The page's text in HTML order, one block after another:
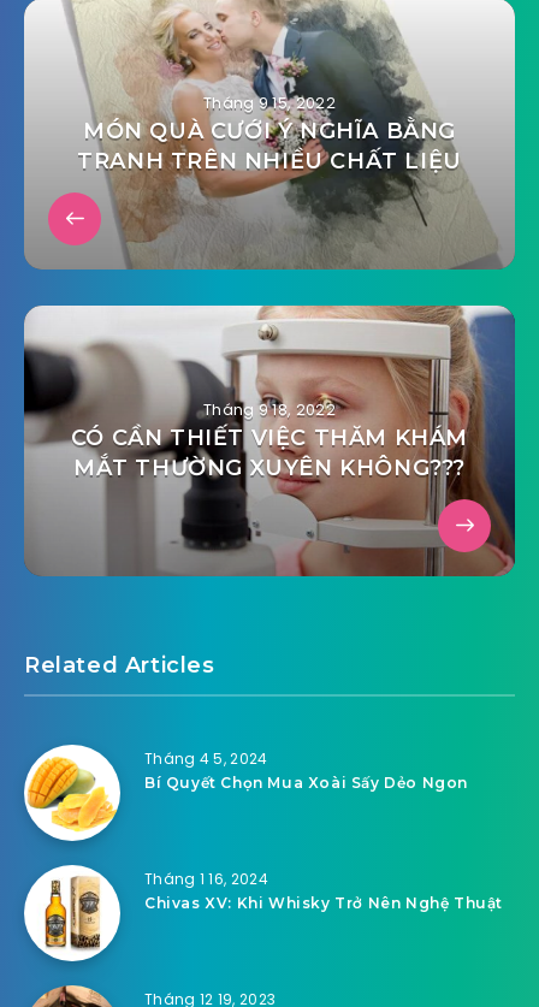
Tháng 9 15, 2022
MÓN QUÀ CƯỚI Ý NGHĨA BẰNG
TRANH TRÊN NHIỀU CHẤT LIỆU
Tháng 9 18, 2022
CÓ CẦN THIẾT VIỆC THĂM KHÁM
MẮT THƯỜNG XUYÊN KHÔNG???
Related Articles
Tháng 4 5, 2024
Bí Quyết Chọn Mua Xoài Sấy Dẻo Ngon
Tháng 1 16, 2024
Chivas XV: Khi Whisky Trở Nên Nghệ Thuật
Tháng 12 19, 2023